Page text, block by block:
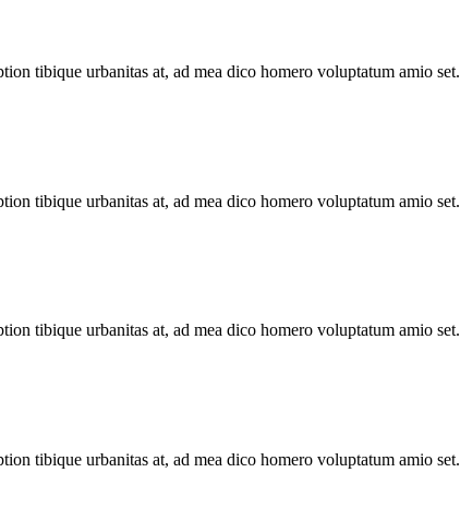
tibique urbanitas at, ad mea dico homero voluptatum amio set.
tibique urbanitas at, ad mea dico homero voluptatum amio set.
tibique urbanitas at, ad mea dico homero voluptatum amio set.
tibique urbanitas at, ad mea dico homero voluptatum amio set.